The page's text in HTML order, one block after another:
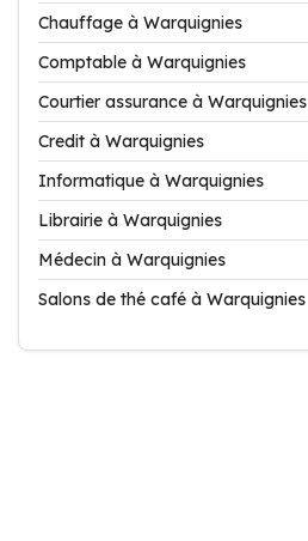
Chauffage à Warquignies
Comptable à Warquignies
Courtier assurance à Warquignies
Credit à Warquignies
Informatique à Warquignies
Librairie à Warquignies
Médecin à Warquignies
Salons de thé café à Warquignies